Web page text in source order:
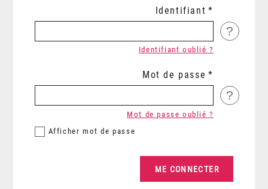
Identifiant
?
Identifiant oublié ?
Mot de passe
?
Afficher mot de passe
Mot de passe oublié ?